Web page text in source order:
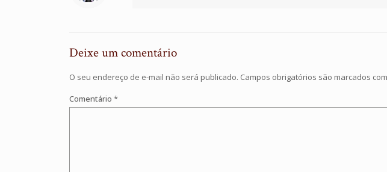
Deixe um comentário
O seu endereço de e-mail não será publicado. Campos obrigatórios são marcados com
Comentário *